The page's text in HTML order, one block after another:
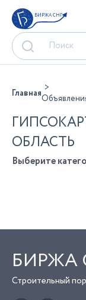
БИРЖА СНГ
Главная
ОБЛАСТЬ
Выберите
БИРЖА
Строительный